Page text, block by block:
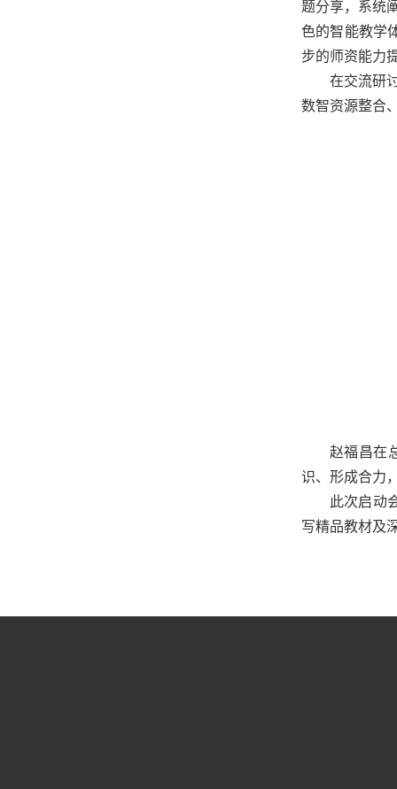
题分享，系统
色的智能教学
步的师资能力
在交流研
数智资源整合
赵福昌在
识、形成合力
此次启动
写精品教材及